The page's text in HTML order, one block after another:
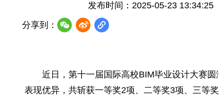
发布时间：2025-05-23 13:34:25
分享到：
近日，第十一届国际高校BIM毕业设计大赛
表现优异，共斩获一等奖2项、二等奖3项、三等